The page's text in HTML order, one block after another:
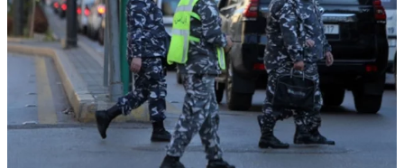
Polls
Jobs
Writers
Legal
Privacy Policy